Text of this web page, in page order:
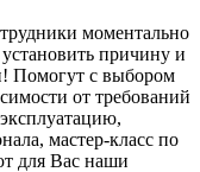
моментально
причину и
Помогут с выбором
от требований
мастер-класс по
для Вас наши